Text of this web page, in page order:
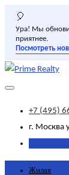
🎈
Ура! Мы
приятнее.
Посмотреть
+7 (495)
г. Москва
Жилая